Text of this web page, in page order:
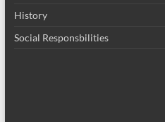
History
Social Responsbilities